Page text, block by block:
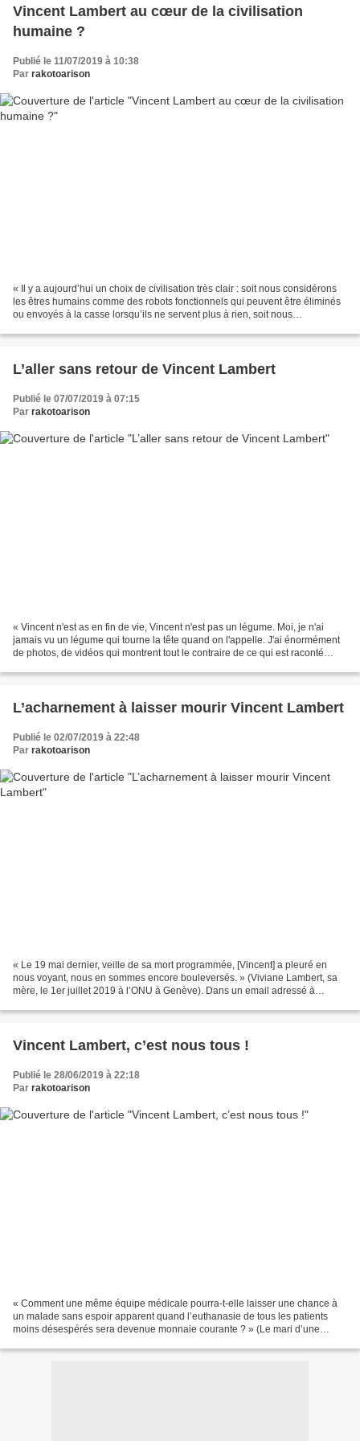
Vincent Lambert au cœur de la civilisation
humaine ?
Publié le 11/07/2019 à 10:38
Par rakotoarison
« Il y a aujourd’hui un choix de civilisation très clair : soit nous considérons
les êtres humains comme des robots fonctionnels qui peuvent être éliminés
ou envoyés à la casse lorsqu’ils ne servent plus à rien, soit nous
L’aller sans retour de Vincent Lambert
Publié le 07/07/2019 à 07:15
Par rakotoarison
« Vincent n'est as en fin de vie, Vincent n'est pas un légume. Moi, je n'ai
jamais vu un légume qui tourne la tête quand on l'appelle. J'ai énormément
de photos, de vidéos qui montrent tout le contraire de ce qui est raconté
L’acharnement à laisser mourir Vincent Lambert
Publié le 02/07/2019 à 22:48
Par rakotoarison
« Le 19 mai dernier, veille de sa mort programmée, [Vincent] a pleuré en
nous voyant, nous en sommes encore bouleversés. » (Viviane Lambert, sa
mère, le 1er juillet 2019 à l’ONU à Genève). Dans un email adressé à
Vincent Lambert, c’est nous tous !
Publié le 28/06/2019 à 22:18
Par rakotoarison
« Comment une même équipe médicale pourra-t-elle laisser une chance à
un malade sans espoir apparent quand l’euthanasie de tous les patients
moins désespérés sera devenue monnaie courante ? » (Le mari d’une